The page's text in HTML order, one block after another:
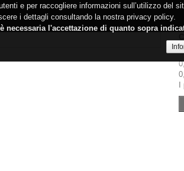
e per raccogliere informazioni sull’utilizzo del
i dettagli consultando la nostra privacy policy.
necessaria l'accettazione di quanto sopra